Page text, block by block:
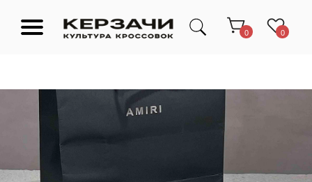
Ресейл-
Тюмень Ленина 63
0